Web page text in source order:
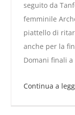
Mondiale
seguito da
femminile
piattello di
anche per la
Domani finali
Continua a